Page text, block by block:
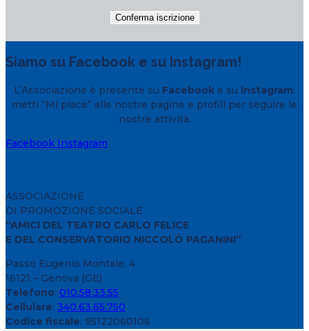
Siamo su Facebook e su Instagram!
L’Associazione è presente su Facebook e su Instagram:
metti “Mi piace” alle nostre pagine e profili per seguire le
nostre attività.
Facebook Instagram
ASSOCIAZIONE
DI PROMOZIONE SOCIALE
“AMICI DEL TEATRO CARLO FELICE
E DEL CONSERVATORIO NICCOLÒ PAGANINI”
Passo Eugenio Montale, 4
16121 – Genova (GE)
Telefono: 010.58.33.55
Cellulare: 340.63.65.750
Codice fiscale: 95122060106